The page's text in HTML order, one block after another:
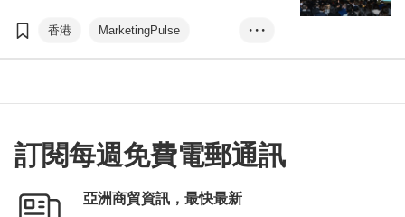
「Master the Future」為主題，聚焦討論
ChatGPT、Web3、虛擬偶像、數據驅動營
香港
MarketingPulse
eTailingPulse
數碼營銷
• • •
訂閱每週免費電郵通訊
亞洲商貿資訊，最快最新